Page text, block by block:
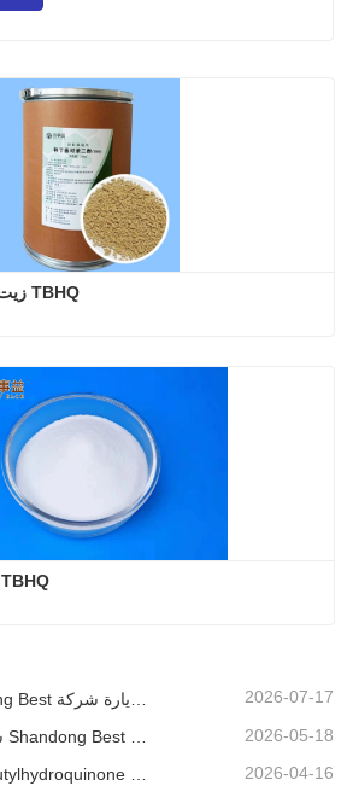
زيت العلف المضاد للأكسدة TBHQ
تغذية مضادات الأكسدة TBHQ
2026-07-17
2026-05-18
وظيفة 2,5-Di-tert-butylhydroquinone (DTBHQ) في البوليمرات عالية الجزيئية 2026-04-16